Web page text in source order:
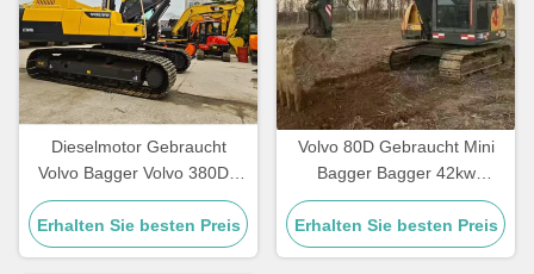
Dieselmotor Gebraucht
Volvo Bagger Volvo 380DL
Gebraucht Crawler Digger
zum Abriss
Erhalten Sie besten Preis
Volvo 80D Gebraucht Mini
Bagger Bagger 42kw
2100rpm für den
Straßenbau
Erhalten Sie besten Preis